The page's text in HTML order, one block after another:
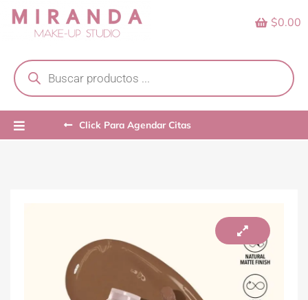
Skip
search
$0.00
Click Para Agendar Citas